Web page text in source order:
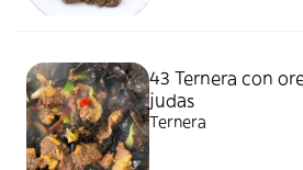
43 Ternera con
judas
Ternera